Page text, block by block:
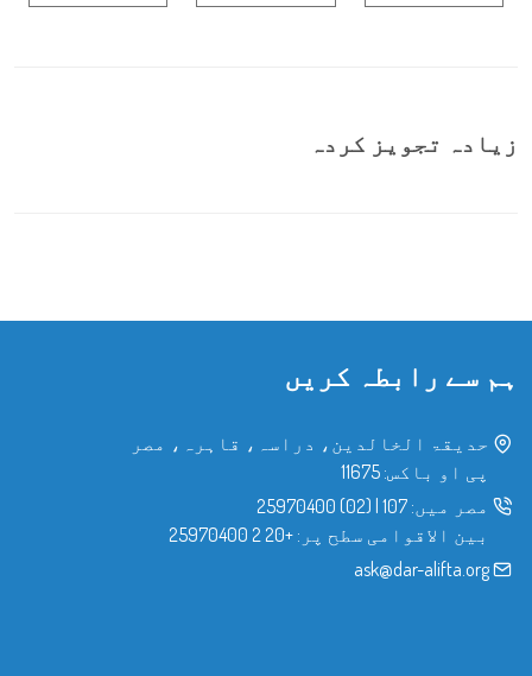
زیادہ تجویز کردہ
ہم سے رابطہ کریں
حدیقۃ الخالدین، دراسہ، قاہرہ، مصر
پی او باکس: 11675
مصر میں: 107
|
(02) 25970400
بین الاقوامی سطح پر: +20 2 25970400
ask@dar-alifta.org